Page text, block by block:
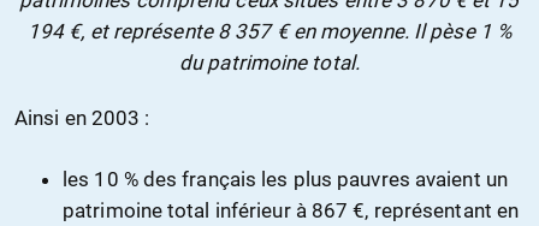
194 €, et représente 8 357 € en moyenne. Il pèse 1 %
du patrimoine total.
Ainsi en 2003 :
les 10 % des français les plus pauvres avaient un
patrimoine total inférieur à 867 €, représentant en